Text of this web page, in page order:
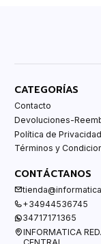
CATEGORÍAS
Contacto
Devoluciones-
Política de Privacidad
Términos y
CONTÁCTANOS
+34944536745
34717171365
INFORMATICA